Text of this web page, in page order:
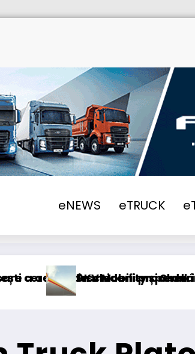
eNEWS eTRUCK
permanent
procedurii de insolvență
Mobility și Shell își extind